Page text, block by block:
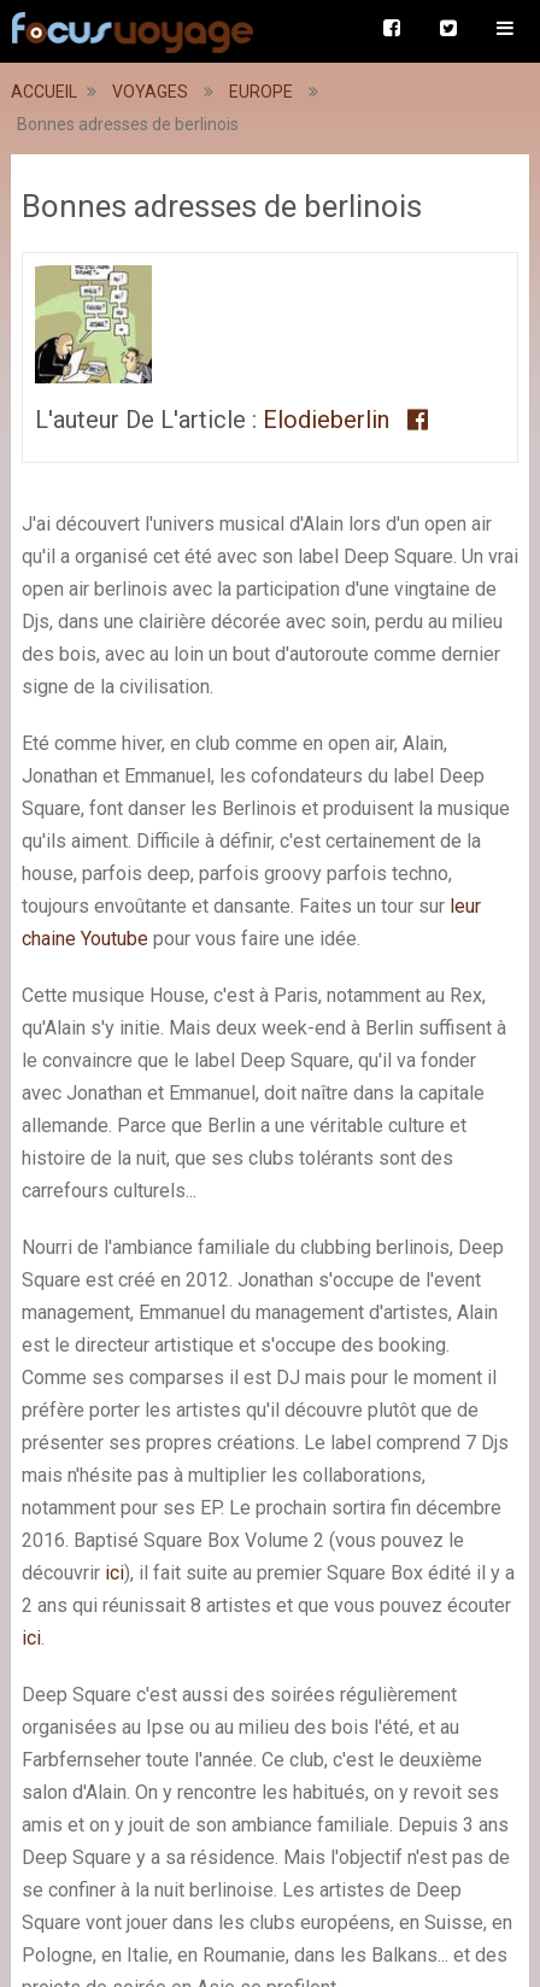
ACCUEIL VOYAGES
EUROPE
Bonnes adresses de berlinois
Bonnes adresses de berlinois
L'auteur De L'article : Elodieberlin
J'ai découvert l'univers musical d'Alain lors d'un open air
qu'il a organisé cet été avec son label Deep Square. Un vrai
open air berlinois avec la participation d'une vingtaine de
Djs, dans une clairière décorée avec soin, perdu au milieu
des bois, avec au loin un bout d'autoroute comme dernier
signe de la civilisation.
Eté comme hiver, en club comme en open air, Alain,
Jonathan et Emmanuel, les cofondateurs du label Deep
Square, font danser les Berlinois et produisent la musique
qu'ils aiment. Difficile à définir, c'est certainement de la
house, parfois deep, parfois groovy parfois techno,
toujours envoûtante et dansante. Faites un tour sur leur
chaine Youtubepour vous faire une idée.
Cette musique House, c'est à Paris, notamment au Rex,
qu'Alain s'y initie. Mais deux week-end à Berlin suffisent à
le convaincre que le label Deep Square, qu'il va fonder
avec Jonathan et Emmanuel, doit naître dans la capitale
allemande. Parce que Berlin a une véritable culture et
histoire de la nuit, que ses clubs tolérants sont des
carrefours culturels...
Nourri de l'ambiance familiale du clubbing berlinois, Deep
Square est créé en 2012. Jonathan s'occupe de l'event
management, Emmanuel du management d'artistes, Alain
est le directeur artistique et s'occupe des booking.
Comme ses comparses il est DJ mais pour le moment il
préfère porter les artistes qu'il découvre plutôt que de
présenter ses propres créations. Le label comprend 7 Djs
mais n'hésite pas à multiplier les collaborations,
notamment pour ses EP. Le prochain sortira fin décembre
2016. Baptisé Square Box Volume 2 (vous pouvez le
découvrir ici), il fait suite au premier Square Box édité il y a
2 ans qui réunissait 8 artistes et que vous pouvez écouter
ici.
Deep Square c'est aussi des soirées régulièrement
organisées au Ipse ou au milieu des bois l'été, et au
Farbfernseher toute l'année. Ce club, c'est le deuxième
salon d'Alain. On y rencontre les habitués, on y revoit ses
amis et on y jouit de son ambiance familiale. Depuis 3 ans
Deep Square y a sa résidence. Mais l'objectif n'est pas de
se confiner à la nuit berlinoise. Les artistes de Deep
Square vont jouer dans les clubs européens, en Suisse, en
Pologne, en Italie, en Roumanie, dans les Balkans... et des